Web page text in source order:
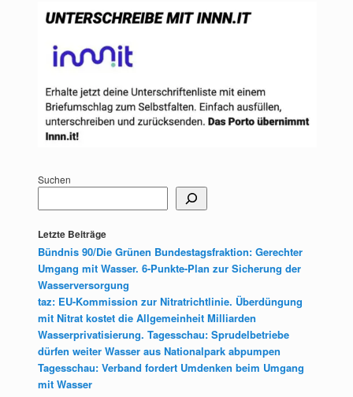
Suchen
Letzte Beiträge
Bündnis 90/Die Grünen Bundestagsfraktion: Gerechter
Umgang mit Wasser. 6-Punkte-Plan zur Sicherung der
Wasserversorgung
taz: EU-Kommission zur Nitratrichtlinie. Überdüngung
mit Nitrat kostet die Allgemeinheit Milliarden
Wasserprivatisierung. Tagesschau: Sprudelbetriebe
dürfen weiter Wasser aus Nationalpark abpumpen
Tagesschau: Verband fordert Umdenken beim Umgang
mit Wasser